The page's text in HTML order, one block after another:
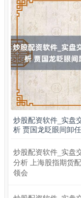
深证成指
炒股配资软件_实盘
析 贾国龙眨眼间卸
炒股配资软件_实盘
分析 上海股指期货
领会